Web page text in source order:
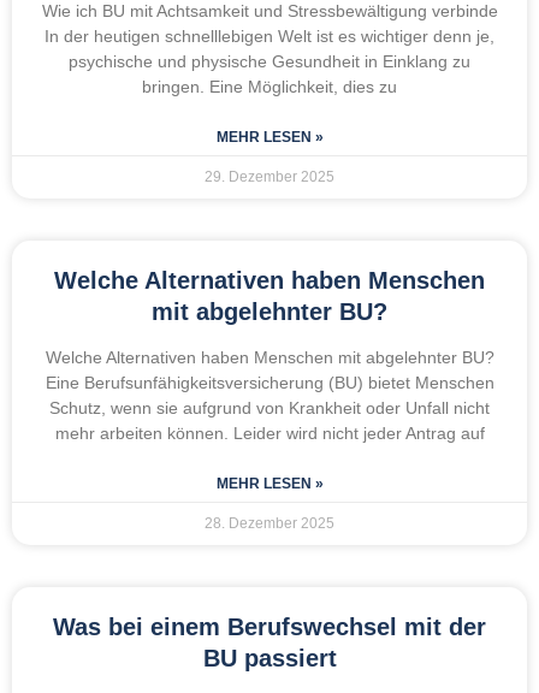
Wie ich BU mit Achtsamkeit und Stressbewältigung verbinde
In der heutigen schnelllebigen Welt ist es wichtiger denn je,
psychische und physische Gesundheit in Einklang zu
bringen. Eine Möglichkeit, dies zu
MEHR LESEN »
29. Dezember 2025
Welche Alternativen haben Menschen
mit abgelehnter BU?
Welche Alternativen haben Menschen mit abgelehnter BU?
Eine Berufsunfähigkeitsversicherung (BU) bietet Menschen
Schutz, wenn sie aufgrund von Krankheit oder Unfall nicht
mehr arbeiten können. Leider wird nicht jeder Antrag auf
MEHR LESEN »
28. Dezember 2025
Was bei einem Berufswechsel mit der
BU passiert